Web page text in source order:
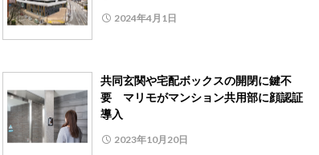
2024年4月1日
共同玄関や宅配ボックスの開閉に鍵不
要 マリモがマンション共用部に顔認証
導入
2023年10月20日